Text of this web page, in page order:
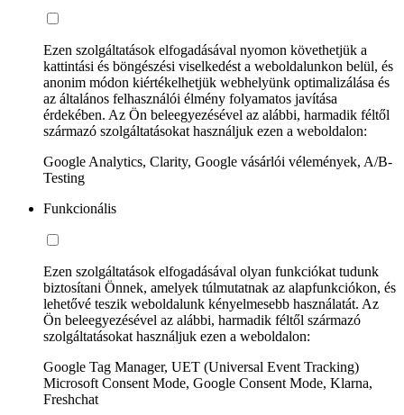
Ezen szolgáltatások elfogadásával nyomon követhetjük a
kattintási és böngészési viselkedést a weboldalunkon belül, és
anonim módon kiértékelhetjük webhelyünk optimalizálása és
az általános felhasználói élmény folyamatos javítása
érdekében. Az Ön beleegyezésével az alábbi, harmadik féltől
származó szolgáltatásokat használjuk ezen a weboldalon:
Google Analytics, Clarity, Google vásárlói vélemények, A/B-
Testing
Funkcionális
Ezen szolgáltatások elfogadásával olyan funkciókat tudunk
biztosítani Önnek, amelyek túlmutatnak az alapfunkciókon, és
lehetővé teszik weboldalunk kényelmesebb használatát. Az
Ön beleegyezésével az alábbi, harmadik féltől származó
szolgáltatásokat használjuk ezen a weboldalon:
Google Tag Manager, UET (Universal Event Tracking)
Microsoft Consent Mode, Google Consent Mode, Klarna,
Freshchat